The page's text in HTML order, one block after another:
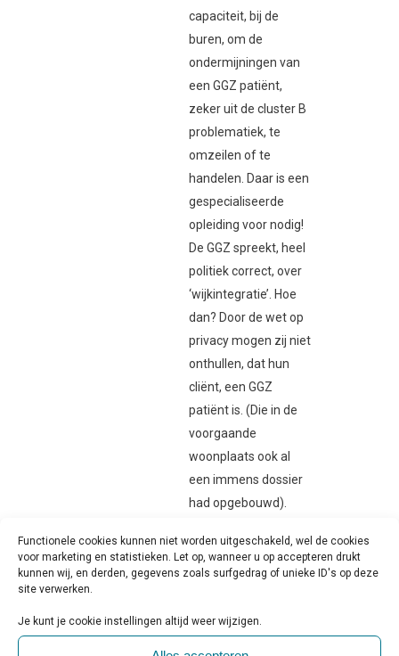
Functionele cookies kunnen niet worden uitgeschakeld, wel de cookies
voor marketing en statistieken. Let op, wanneer u op accepteren drukt
kunnen wij, en derden, gegevens zoals surfgedrag of unieke ID's op deze
site verwerken.
Je kunt je cookie instellingen altijd weer wijzigen.
capaciteit, bij de
buren, om de
ondermijningen van
een GGZ patiënt,
zeker uit de cluster B
problematiek, te
omzeilen of te
handelen. Daar is een
gespecialiseerde
opleiding voor nodig!
De GGZ spreekt, heel
politiek correct, over
‘wijkintegratie’. Hoe
dan? Door de wet op
privacy mogen zij niet
onthullen, dat hun
cliënt, een GGZ
patiënt is. (Die in de
voorgaande
woonplaats ook al
een immens dossier
had opgebouwd).
narcist, of negeer je
een narcist, het
kunnen voorlichten,